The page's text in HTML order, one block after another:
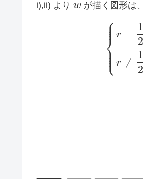
i),ii) より w が描く図形は、
⎧
⎩
⎨
⎪
⎪
⎪
⎪
⎪⎪
r =
1
2
r ≠
1
2